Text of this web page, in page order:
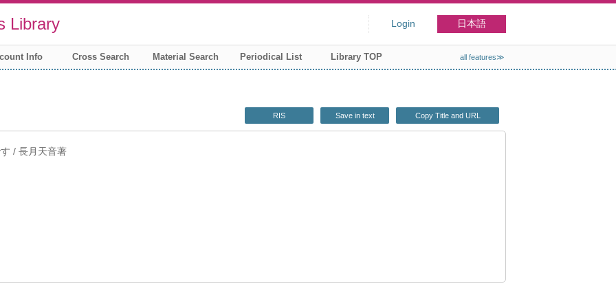
Library Login 日本語
Info Cross Search Material Search Periodical List Library TOP all features≫
RIS Save in text Copy Title and URL
/ 長月天音著